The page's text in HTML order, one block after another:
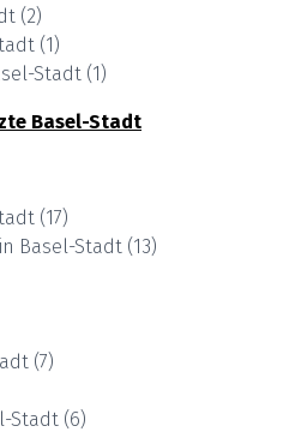
(2)
(1)
Stadt (1)
Basel-Stadt
(17)
Basel-Stadt (13)
(7)
Stadt (6)